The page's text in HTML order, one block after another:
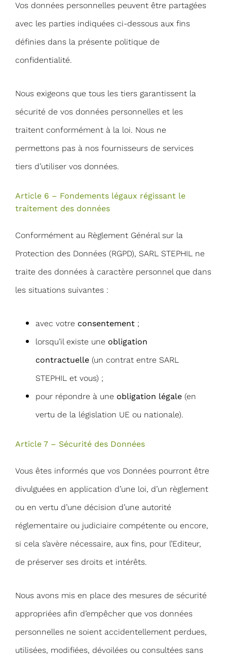
Vos données personnelles peuvent être partagées
avec les parties indiquées ci-dessous aux fins
définies dans la présente politique de
confidentialité.
Nous exigeons que tous les tiers garantissent la
sécurité de vos données personnelles et les
traitent conformément à la loi. Nous ne
permettons pas à nos fournisseurs de services
tiers d’utiliser vos données.
Article 6 – Fondements légaux régissant le
traitement des données
Conformément au Règlement Général sur la
Protection des Données (RGPD), SARL STEPHIL ne
traite des données à caractère personnel que dans
les situations suivantes :
avec votre consentement ;
lorsqu’il existe une obligation
contractuelle (un contrat entre SARL
STEPHIL et vous) ;
pour répondre à une obligation légale (en
vertu de la législation UE ou nationale).
Article 7 – Sécurité des Données
Vous êtes informés que vos Données pourront être
divulguées en application d’une loi, d’un règlement
ou en vertu d’une décision d’une autorité
réglementaire ou judiciaire compétente ou encore,
si cela s’avère nécessaire, aux fins, pour l’Editeur,
de préserver ses droits et intérêts.
Nous avons mis en place des mesures de sécurité
appropriées afin d’empêcher que vos données
personnelles ne soient accidentellement perdues,
utilisées, modifiées, dévoilées ou consultées sans